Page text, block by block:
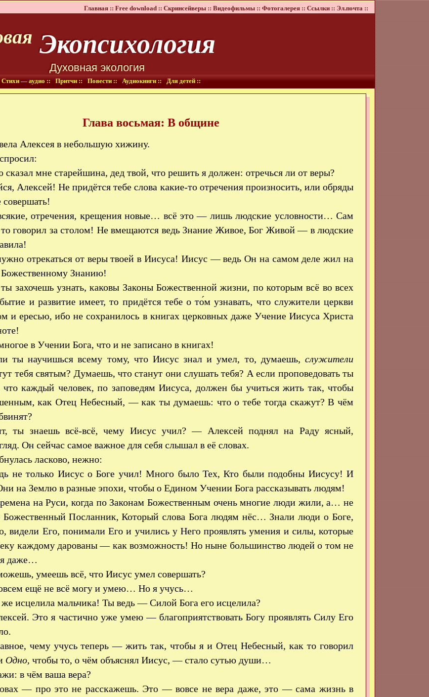
Главная :: Free download :: Скринсейверы :: Видеофильмы :: Фотогалерея :: Ссылки :: Эл.почта ::
Экопсихология
Духовная экология
Стихи — аудио :: Притчи :: Повести :: Аудиокниги :: Для детей ::
Глава восьмая: В общине
Алексея в небольшую хижину.
мне старейшина, дед твой, что решить я должен: отречься ли от веры?
Алексей! Не придётся тебе слова какие-то отречения произносить, или обряды
отречения, крещения новые… всё это — лишь людские условности… Сам
говорил за столом! Не вмещаются ведь Знание Живое, Бог Живой — в людские
отрекаться от веры твоей в Иисуса! Иисус — ведь Он на самом деле жил на
Знанию!
захочешь узнать, каковы Законы Божественной жизни, по которым всё во всех
и развитие имеет, то придётся тебе о то́м узнавать, что служители церкви
и ересью, ибо не сохранилось в книгах церковных даже Учение Иисуса Христа
в Учении Бога, что и не записано в книгах!
ты научишься всему тому, что Иисус знал и умел, то, думаешь, служители
тебя святым? Думаешь, что станут они слушать тебя? А если проповедовать ты
каждый человек, по заповедям Иисуса, должен бы учиться жить так, чтобы
как Отец Небесный, — как ты думаешь: что о тебе тогда скажут? В чём
ты знаешь всё-всё, чему Иисус учил? — Алексей поднял на Раду ясный,
Он сейчас самое важное для себя слышал в её словах.
ласково, нежно:
не только Иисус о Боге учил! Много было Тех, Кто были подобны Иисусу! И
на Землю в разные эпохи, чтобы о Едином Учении Бога рассказывать людям!
на Руси, когда по Законам Божественным очень многие люди жили, а… не
Божественный Посланник, Который слова Бога людям нёс… Знали люди о Боге,
видели Его, понимали Его и учились у Него проявлять умения и силы, которые
каждому дарованы — как возможность! Но ныне большинство людей о том не
даже…
умеешь всё, что Иисус умел совершать?
ещё не всё могу и умею… Но я учусь…
исцелила мальчика! Ты ведь — Силой Бога его исцелила?
Это я частично уже умею — благоприятствовать Богу проявлять Силу Его
чему учусь теперь — жить так, чтобы я и Отец Небесный, как то говорил
Одно, чтобы то, о чём объяснял Иисус, — стало сутью души…
в чём ваша вера?
— про это не расскажешь. Это — вовсе не вера даже, это — сама жизнь в